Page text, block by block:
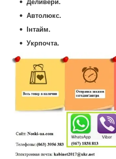
Деливери.
Автолюкс.
Інтайм.
Укрпочта.